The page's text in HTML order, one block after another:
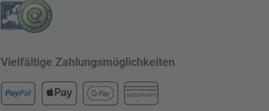
Vielfältige Zahlungsmöglichkeiten
KREDITKARTE